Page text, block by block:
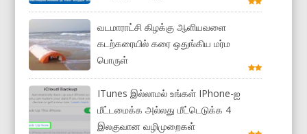
வடமாராட்சி கிழக்கு ஆளியவளை
கடற்கரையில் கரை ஒதுங்கிய மர்ம
பொருள்
ITunes இல்லாமல் உங்கள் IPhone-ஐ
மீட்டமைக்க அல்லது மீட்டெடுக்க 4
இலகுவான வழிமுறைகள்